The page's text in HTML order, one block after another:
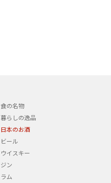
食の名物
暮らしの逸品
日本のお酒
ビール
ウイスキー
ジン
ラム